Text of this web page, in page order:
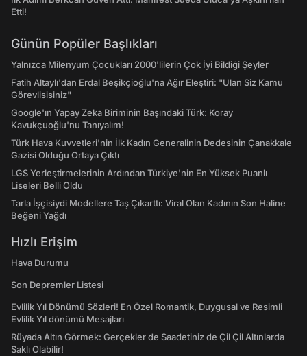
Etti!
Günün Popüler Başlıkları
Yalnızca Milenyum Çocukları 2000'lilerin Çok İyi Bildiği Şeyler
Fatih Altaylı'dan Erdal Beşikçioğlu'na Ağır Eleştiri: "Ulan Siz Kamu
Görevlisisiniz"
Google'ın Yapay Zeka Biriminin Başındaki Türk: Koray
Kavukçuoğlu'nu Tanıyalım!
Türk Hava Kuvvetleri'nin İlk Kadın Generalinin Dedesinin Çanakkale
Gazisi Olduğu Ortaya Çıktı
LGS Yerleştirmelerinin Ardından Türkiye'nin En Yüksek Puanlı
Liseleri Belli Oldu
Tarla İşçisiydi Modellere Taş Çıkarttı: Viral Olan Kadının Son Haline
Beğeni Yağdı
Hızlı Erişim
Hava Durumu
Son Depremler Listesi
Evlilik Yıl Dönümü Sözleri! En Özel Romantik, Duygusal ve Resimli
Evlilik Yıl dönümü Mesajları
Rüyada Altın Görmek: Gerçekler de Saadetiniz de Çil Çil Altınlarda
Saklı Olabilir!